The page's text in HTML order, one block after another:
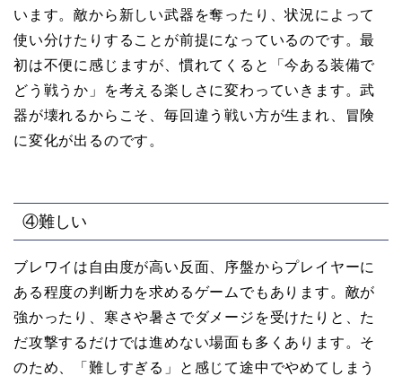
います。敵から新しい武器を奪ったり、状況によって
使い分けたりすることが前提になっているのです。最
初は不便に感じますが、慣れてくると「今ある装備で
どう戦うか」を考える楽しさに変わっていきます。武
器が壊れるからこそ、毎回違う戦い方が生まれ、冒険
に変化が出るのです。
④難しい
ブレワイは自由度が高い反面、序盤からプレイヤーに
ある程度の判断力を求めるゲームでもあります。敵が
強かったり、寒さや暑さでダメージを受けたりと、た
だ攻撃するだけでは進めない場面も多くあります。そ
のため、「難しすぎる」と感じて途中でやめてしまう